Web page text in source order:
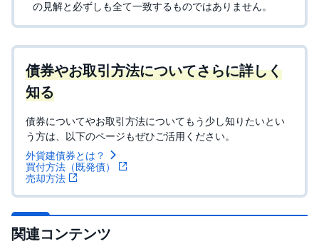
の見解と必ずしも全て一致するものではありません。
債券やお取引方法についてさらに詳しく
知る
債券についてやお取引方法についてもう少し知りたいとい
う方は、以下のページもぜひご活用ください。
外貨建債券とは？
買付方法（既発債）
売却方法
関連コンテンツ